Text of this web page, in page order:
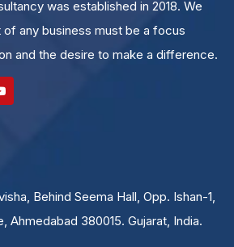
was established in 2018. We
any business must be a focus
and the desire to make a difference.
Behind Seema Hall, Opp. Ishan-1,
Ahmedabad 380015. Gujarat, India.